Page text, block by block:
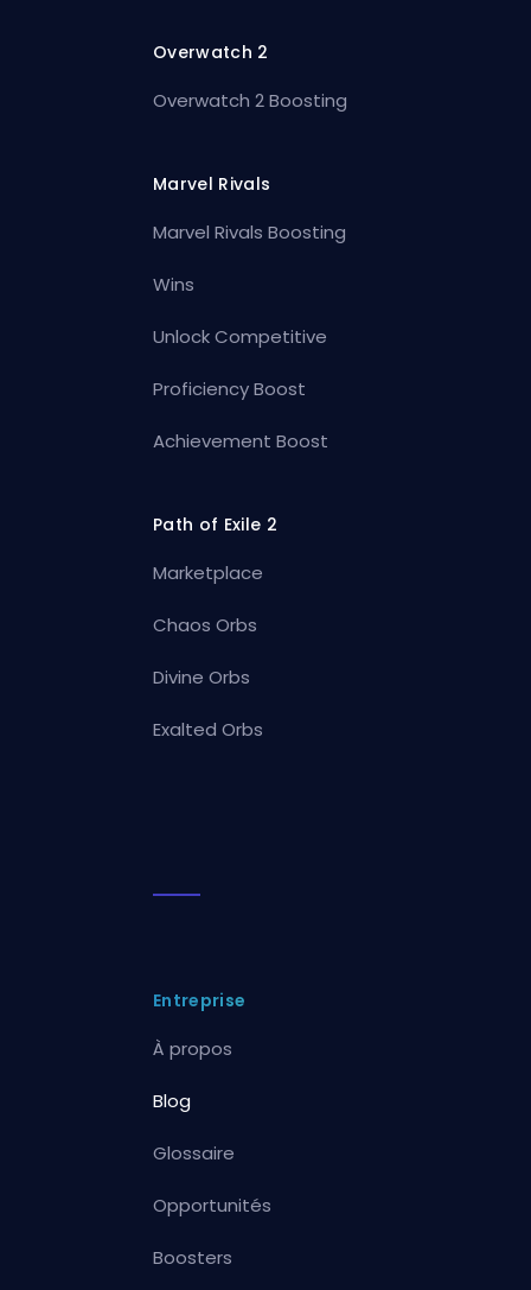
Overwatch 2
Overwatch 2 Boosting
Marvel Rivals
Marvel Rivals Boosting
Wins
Unlock Competitive
Proficiency Boost
Achievement Boost
Path of Exile 2
Marketplace
Chaos Orbs
Divine Orbs
Exalted Orbs
Entreprise
À propos
Blog
Glossaire
Opportunités
Boosters